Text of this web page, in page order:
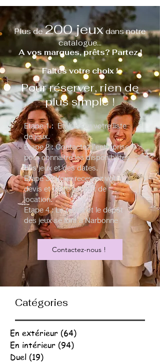
Plus de200 jeux dans notre
catalogue...
A vos marques, prêts? Partez !
Faites votre choix !
Pour réserver, rien de
plus simple !
Etape 1 : Etablissez votre liste
de jeux.
Etape 2 : Contactez l’entreprise
pour connaître les disponibilités
des jeux et des dates.
Etape 3 : Vous recevrez votre
devis et votre contrat de
location.
Etape 4 : Le retrait et le dépôt
des jeux se font à Narbonne
Contactez-nous !
Catégories
En extérieur (64)
En intérieur (94)
Duel (19)